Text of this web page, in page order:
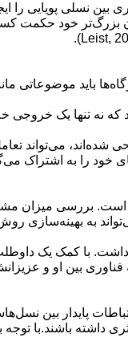
نسلی پویایی را
بزرگ‌تر خود
باید موضوعاتی
تنها یک خروجی
شده‌اند، می‌تواند
را به اشتراک
بررسی میزان
به
با کمک یک
بین او و
پایدار بین
داشته باشند.با